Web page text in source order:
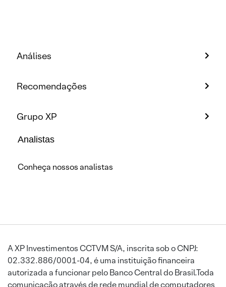
Análises
Recomendações
Grupo XP
Analistas
Conheça nossos analistas
A XP Investimentos CCTVM S/A, inscrita sob o CNPJ:
02.332.886/0001-04, é uma instituição financeira
autorizada a funcionar pelo Banco Central do Brasil.Toda
comunicação através de rede mundial de computadores